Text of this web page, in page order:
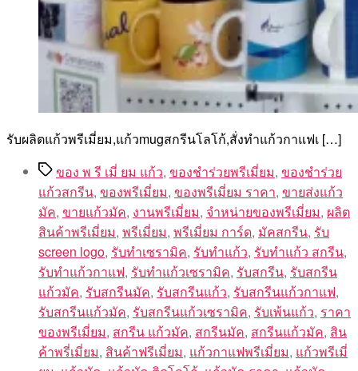
รับผลิตแก้วพรีเมี่ยม,แก้วmugสกรีนโลโก้,สั่งทําแก้วกาแฟเ […]
Tagsของ พ รี เมี่ ยม แก้ว, ของชำร่วยพรีเมี่ยม, ของชําร่วย
แก้วสกรีน, ของพรีเมี่ยม, ของพรีเมี่ยม ราคา, ขายส่งแก้ว
มัค, ขายแก้วมัค, งานพรีเมี่ยม, จำหน่ายของพรีเมี่ยม, ผลิต
สินค้าพรีเมี่ยม, พรีเมี่ยม, พรีเมี่ยม การ์ด, มัคสกรีน, รับ
screen logo, รับทำเซรามิค, รับทำแก้ว, รับทำแก้ว สกรีน,
รับทำแก้วกาแฟ, รับทำแก้วเซรามิค, รับสกรีน, รับสกรีน
แก้วมัค, รับสกรีนมัค, รับสกรีนแก้ว, รับสกรีนแก้วกาแฟ,
รับสกรีนแก้วมัค, รับสกรีนแก้วเซรามิค, รับเพ้นแก้ว, ราคา
ของพรีเมี่ยม, สกรีน แก้วมัค, สกรีนมัค, สกรีนแก้วมัค, สิน
ค้าพรี่เมี่ยม, สินค้าฟรีเมี่ยม, แก้วกาแฟพรีเมี่ยม, แก้วพรีเมี่